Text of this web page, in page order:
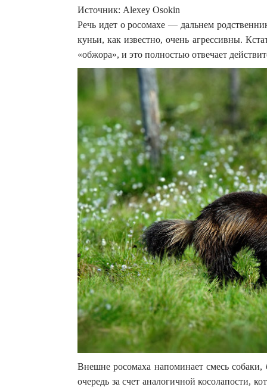
Источник: Alexey Osokin
Речь идет о росомахе — дальнем
куньи, как известно, очень агрессивны.
«обжора», и это полностью отвечает
Внешне росомаха напоминает смесь
очередь за счет аналогичной косолапости,